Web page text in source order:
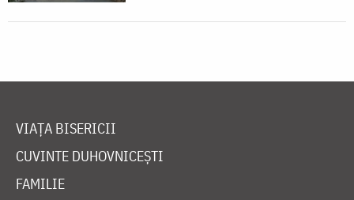
VIAȚA BISERICII
CUVINTE DUHOVNICEȘTI
FAMILIE